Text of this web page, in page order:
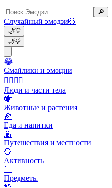
🔎
Случайный эмодзи🎲
🌙💡
🌙💡
😂
Смайлики и эмоции
👩‍❤️‍💋‍👨
Люди и части тела
🐝
Животные и растения
🍕
Еда и напитки
🌇
Путешествия и местности
🥎
Активность
📙
Предметы